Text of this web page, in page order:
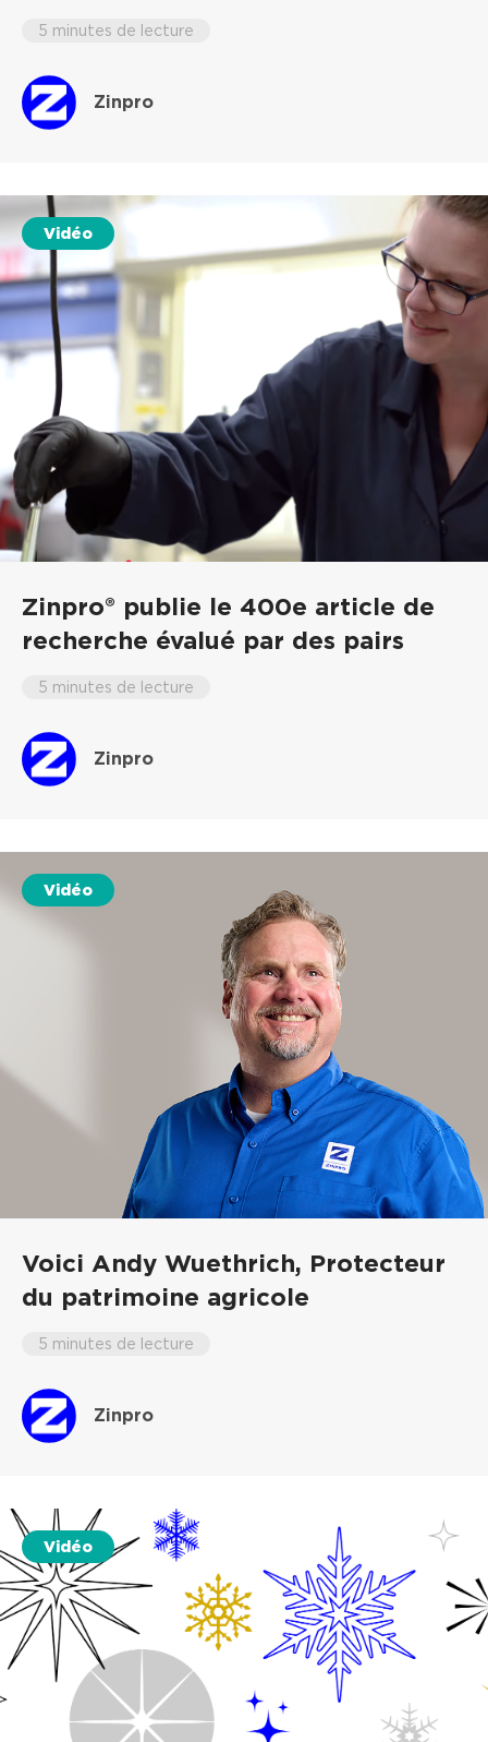
5 minutes de lecture
Zinpro
Vidéo
Zinpro® publie le 400e article de
recherche évalué par des pairs
5 minutes de lecture
Zinpro
Vidéo
Voici Andy Wuethrich, Protecteur
du patrimoine agricole
5 minutes de lecture
Zinpro
Vidéo